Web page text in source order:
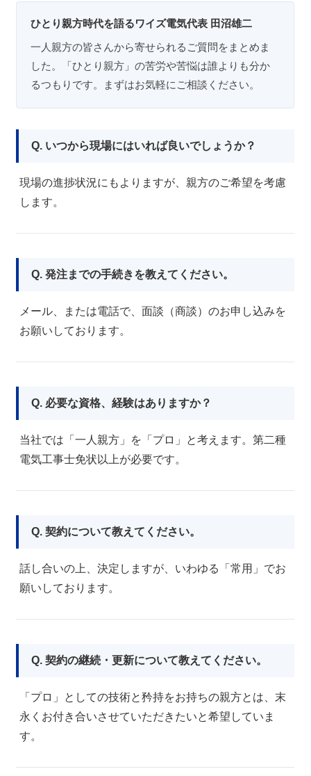
ひとり親方時代を語るワイズ電気代表 田沼雄二
一人親方の皆さんから寄せられるご質問をまとめま
した。「ひとり親方」の苦労や苦悩は誰よりも分か
るつもりです。まずはお気軽にご相談ください。
Q. いつから現場にはいれば良いでしょうか？
現場の進捗状況にもよりますが、親方のご希望を考慮
します。
Q. 発注までの手続きを教えてください。
メール、または電話で、面談（商談）のお申し込みを
お願いしております。
Q. 必要な資格、経験はありますか？
当社では「一人親方」を「プロ」と考えます。第二種
電気工事士免状以上が必要です。
Q. 契約について教えてください。
話し合いの上、決定しますが、いわゆる「常用」でお
願いしております。
Q. 契約の継続・更新について教えてください。
「プロ」としての技術と矜持をお持ちの親方とは、末
永くお付き合いさせていただきたいと希望していま
す。